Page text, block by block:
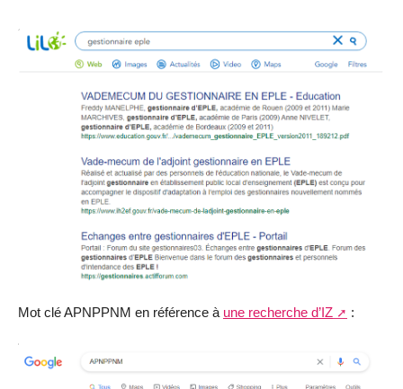
Mot clé APNPPNM en référence à une recherche d’IZ :